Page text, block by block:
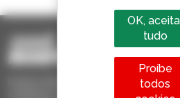
Invia le richieste a più concessionari
notifiche in base agli alert impostati.
OK,
tudo
Proíbe
todos